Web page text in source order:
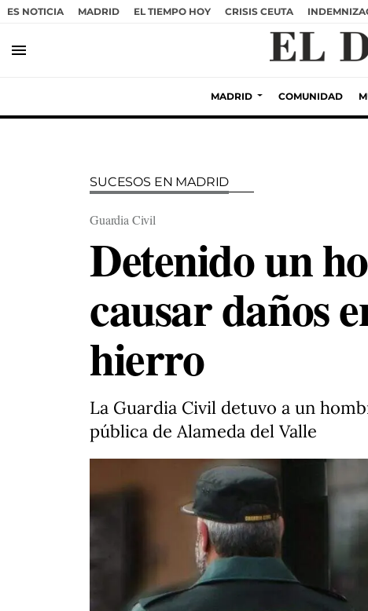
ES NOTICIA MADRID EL TIEMPO HOY CRISIS CEUTA
menu
MADRID COMUNIDAD
SUCESOS EN MADRID
Guardia Civil
Detenido un
causar daños
hierro
La Guardia Civil detuvo a un
pública de Alameda del Valle